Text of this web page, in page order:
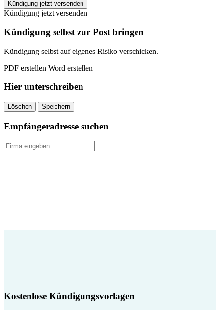
EASYFITNESS
Hannover
kündigen
quantity
Kündigung jetzt versenden
Kündigung jetzt versenden
Kündigung selbst zur Post bringen
Kündigung selbst auf eigenes Risiko verschicken.
PDF erstellen Word erstellen
Hier unterschreiben
Löschen Speichern
Empfängeradresse suchen
Kostenlose Kündigungsvorlagen